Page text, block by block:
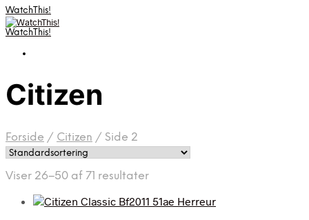
WatchThis!
WatchThis!
Citizen
Forside / Citizen / Side 2
Viser 26–50 af 71 resultater